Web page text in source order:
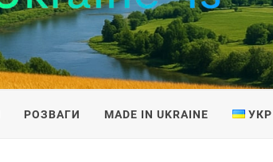
РОЗВАГИ MADE IN UKRAINE УКР